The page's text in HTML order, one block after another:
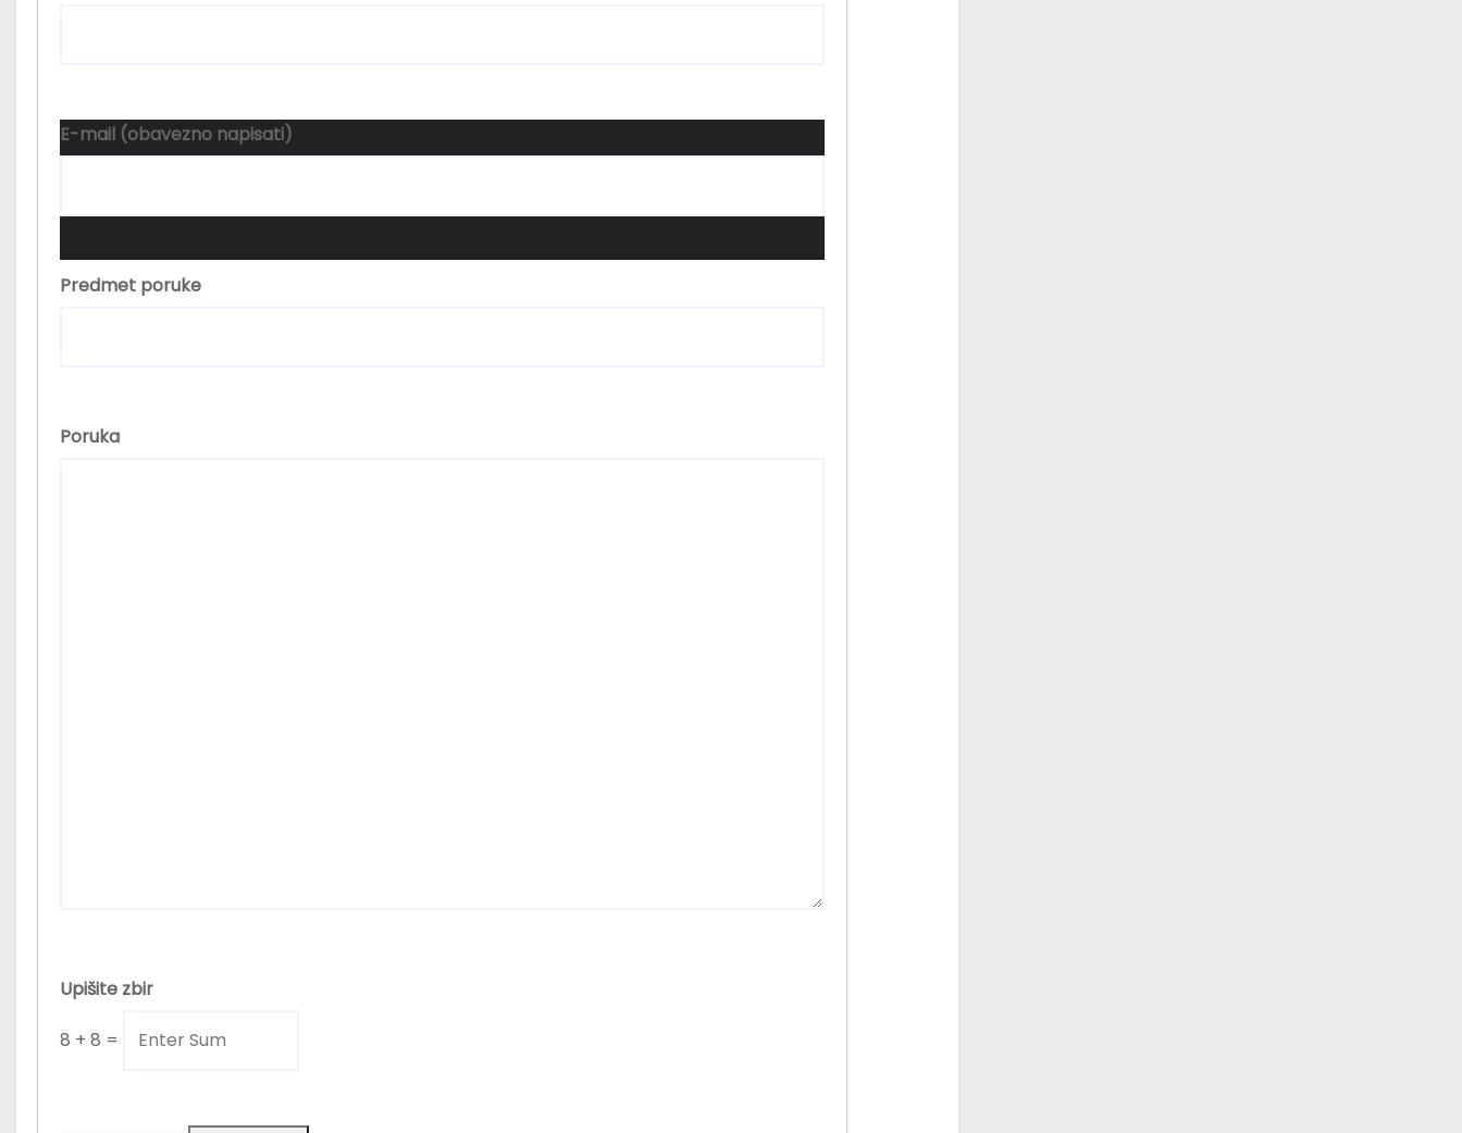
E-mail (obavezno napisati)
Predmet poruke
Poruka
Upišite zbir
8 + 8 =